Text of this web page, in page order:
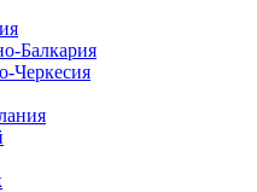
Балкария
Черкесия